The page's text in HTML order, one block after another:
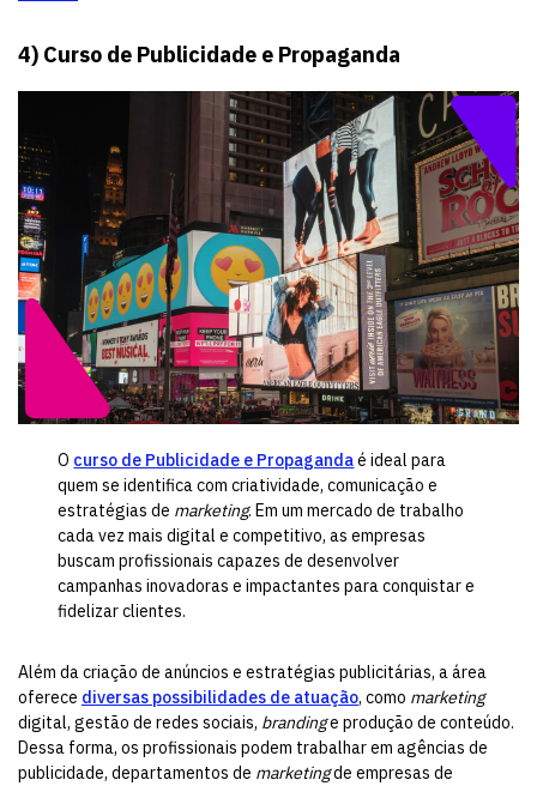
4) Curso de Publicidade e Propaganda
O curso de Publicidade e Propagandaé ideal para
quem se identifica com criatividade, comunicação e
estratégias de marketing. Em um mercado de trabalho
cada vez mais digital e competitivo, as empresas
buscam profissionais capazes de desenvolver
campanhas inovadoras e impactantes para conquistar e
fidelizar clientes.
Além da criação de anúncios e estratégias publicitárias, a área
oferece diversas possibilidades de atuação, como marketing
digital, gestão de redes sociais, brandinge produção de conteúdo.
Dessa forma, os profissionais podem trabalhar em agências de
publicidade, departamentos de marketingde empresas de